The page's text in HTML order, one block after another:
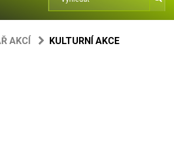
AKCÍ KULTURNÍ AKCE